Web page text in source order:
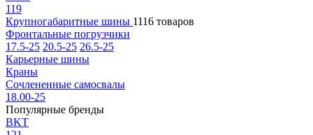
119
Крупногабаритные шины 1116 товаров
Фронтальные погрузчики
17.5-25 20.5-25 26.5-25
Карьерные шины
Краны
Сочлененные самосвалы
18.00-25
Популярные бренды
BKT